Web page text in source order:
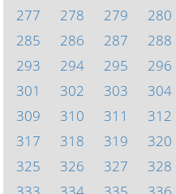
277
278 279 280
285
286 287 288
293
294 295 296
301
302 303 304
309
310 311 312
317
318 319 320
325
326 327 328